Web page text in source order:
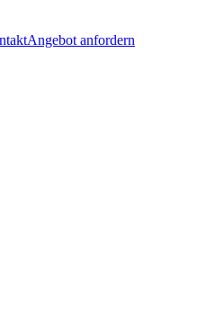
Angebot anfordern